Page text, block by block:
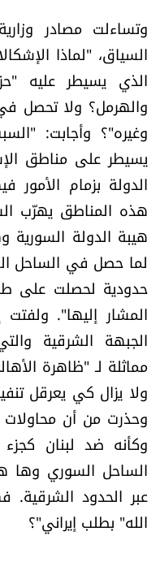
منوّعات
حظّك اليوم
للتاريخ
فيديو
من نحن
للتواصل معنا
شروط الاستخدام
شروط الإشتراك
وتساءلت مصادر
السياق، "لماذا
الذي يسيطر عليه
والهرمل؟ ولا تحصل
وغيره"؟ وأجابت:
يسيطر على مناطق
الدولة بزمام
هذه المناطق يهرّب
هيبة الدولة السورية
لما حصل في الساحل
حدودية لحصلت على
المشار إليها".
الجبهة الشرقية
مماثلة لـ "ظاهرة
ولا يزال كي يعرقل
وحذرت من أن محاولات
وكأنه ضد لبنان
الساحل السوري وها
عبر الحدود الشرقية.
الله" بطلب إيراني"؟